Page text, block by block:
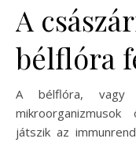
A
bélflóra
A bélflóra, vagy
játszik az